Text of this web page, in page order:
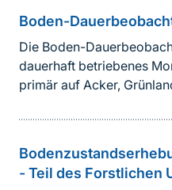
Boden-
Die Boden-
dauerhaft betriebenes
primär auf Acker,
- Teil des Forstlichen